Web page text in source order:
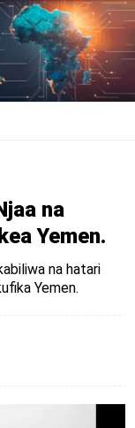
na
Yemen.
na hatari
Yemen.